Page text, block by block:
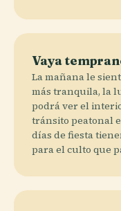
Vaya
La mañana le
más tranquila, la
podrá ver el
tránsito peatonal
días de fiesta
para el culto que